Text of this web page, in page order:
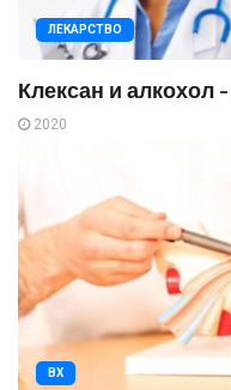
ЛЕКАРСТВО
Клексан и алкохол
2020
ВХ